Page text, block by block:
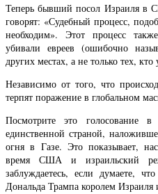
Теперь бывший посол Израиля
говорят: «Судебный процесс,
необходим». Этот процесс
убивали евреев (ошибочно
других местах, а не только тех, кто
Независимо от того, что
терпят поражение в глобальном
Посмотрите это
единственной страной,
огня в Газе. Это показывает,
время США и израильский
заблуждаетесь, если думаете,
Дональда Трампа королем